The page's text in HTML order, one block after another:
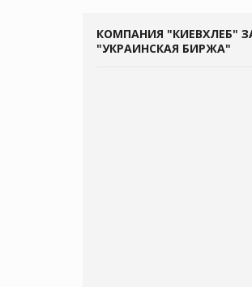
КОМПАНИЯ "КИЕВХЛЕБ"
"УКРАИНСКАЯ БИРЖА"